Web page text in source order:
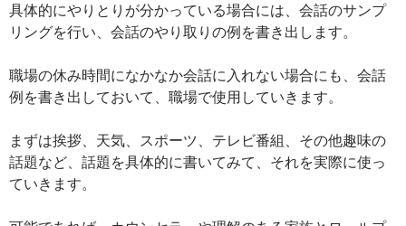
具体的にやりとりが分かっている場合には、会話のサンプ
リングを行い、会話のやり取りの例を書き出します。
職場の休み時間になかなか会話に入れない場合にも、会話
例を書き出しておいて、職場で使用していきます。
まずは挨拶、天気、スポーツ、テレビ番組、その他趣味の
話題など、話題を具体的に書いてみて、それを実際に使っ
ていきます。